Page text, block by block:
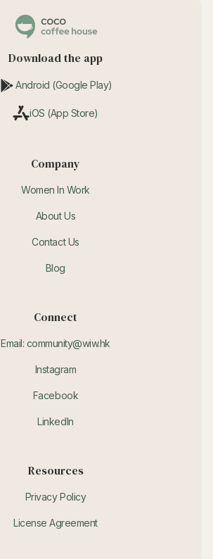
Download the app
Android (Google Play)
iOS (App Store)
Company
Women In Work
About Us
Contact Us
Blog
Connect
Email: community@wiw.hk
Instagram
Facebook
LinkedIn
Resources
Privacy Policy
License Agreement